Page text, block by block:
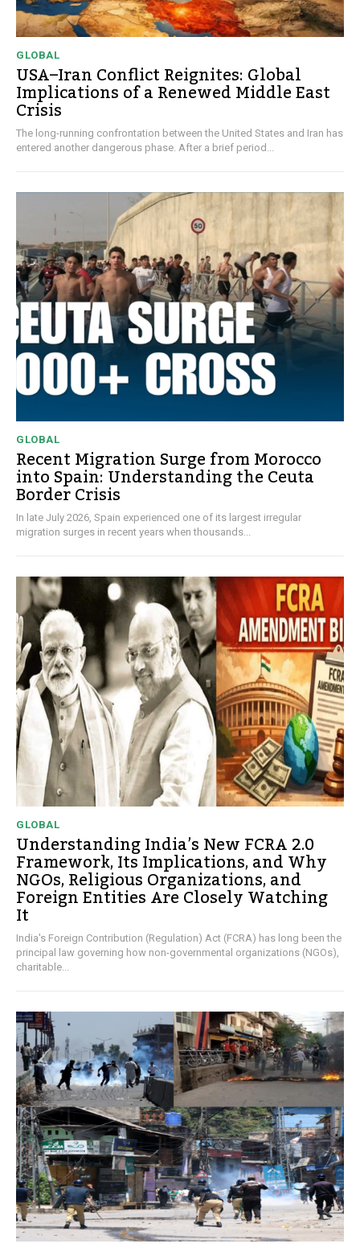
GLOBAL
USA–Iran Conflict Reignites: Global
Implications of a Renewed Middle East
Crisis
The long-running confrontation between the United States and Iran has
entered another dangerous phase. After a brief period...
GLOBAL
Recent Migration Surge from Morocco
into Spain: Understanding the Ceuta
Border Crisis
In late July 2026, Spain experienced one of its largest irregular
migration surges in recent years when thousands...
GLOBAL
Understanding India’s New FCRA 2.0
Framework, Its Implications, and Why
NGOs, Religious Organizations, and
Foreign Entities Are Closely Watching
It
India's Foreign Contribution (Regulation) Act (FCRA) has long been the
principal law governing how non-governmental organizations (NGOs),
charitable...